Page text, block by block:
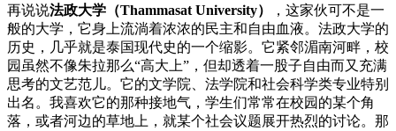
再说说法政大学（Thammasat University）
，这家伙可不是一
般的大学，它身上流淌着浓浓的民主和自由血液。法政大学的
历史，几乎就是泰国现代史的一个缩影。它紧邻湄南河畔，校
园虽然不像朱拉那么“高大上”，但却透着一股子自由而又充满
思考的文艺范儿。它的文学院、法学院和社会科学类专业特别
出名。我喜欢它的那种接地气，学生们常常在校园的某个角
落，或者河边的草地上，就某个社会议题展开热烈的讨论。那